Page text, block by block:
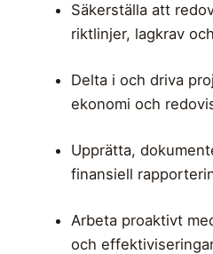
Säkerställa att
riktlinjer, lagkrav
Delta i och driva
ekonomi och
Upprätta,
finansiell
Arbeta proaktivt
och